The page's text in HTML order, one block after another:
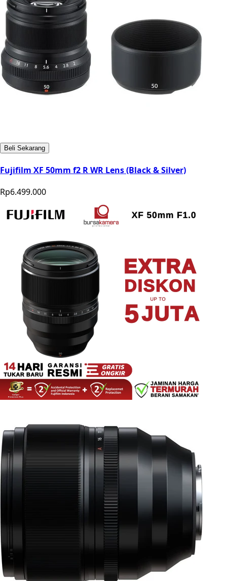
Beli Sekarang
Fujifilm XF 50mm f2 R WR Lens (Black & Silver)
Rp6.499.000